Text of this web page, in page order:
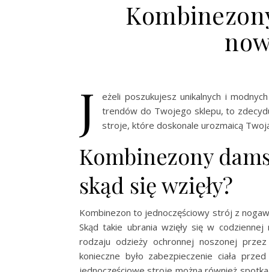
J
eżeli poszukujesz unikalnych i
trendów do Twojego sklepu, to
stroje, które doskonale urozmaicą
Kombinezony
skąd się wzięły?
Kombinezon to jednoczęściowy strój z
Skąd takie ubrania wzięły się w
rodzaju odzieży ochronnej noszonej
konieczne było zabezpieczenie ciała